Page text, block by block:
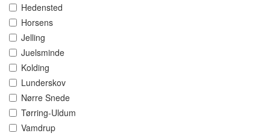
Hedensted
Horsens
Jelling
Juelsminde
Kolding
Lunderskov
Nørre Snede
Tørring-Uldum
Vamdrup